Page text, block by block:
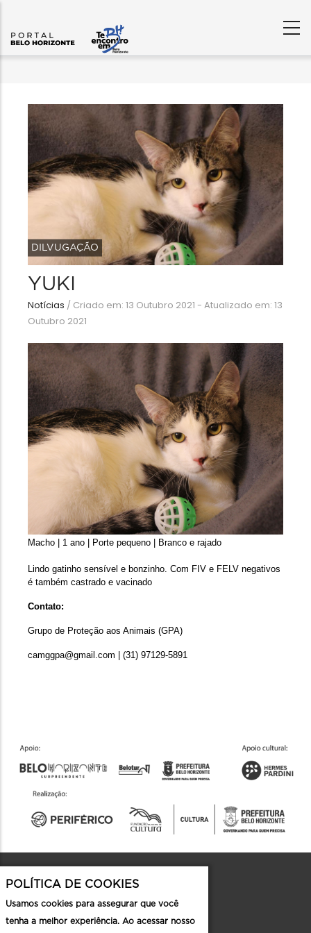
DILVUGAÇÃO
YUKI
Notícias / Criado em: 13 Outubro 2021 - Atualizado em: 13
Outubro 2021
Macho | 1 ano | Porte pequeno | Branco e rajado
Lindo gatinho sensível e bonzinho. Com FIV e FELV negativos
é também castrado e vacinado
Contato:
Grupo de Proteção aos Animais (GPA)
camggpa@gmail.com | (31) 97129-5891
Contato
POLÍTICA DE COOKIES
Usamos cookies para assegurar que você
tenha a melhor experiência. Ao acessar nosso